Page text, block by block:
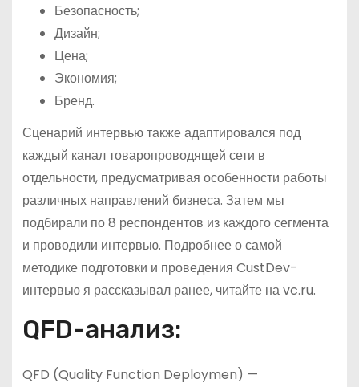
Безопасность;
Дизайн;
Цена;
Экономия;
Бренд.
Сценарий интервью также адаптировался под
каждый канал товаропроводящей сети в
отдельности, предусматривая особенности работы
различных направлений бизнеса. Затем мы
подбирали по 8 респондентов из каждого сегмента
и проводили интервью. Подробнее о самой
методике подготовки и проведения CustDev-
интервью я рассказывал ранее, читайте на vc.ru.
QFD-анализ:
QFD (Quality Function Deploymen) —